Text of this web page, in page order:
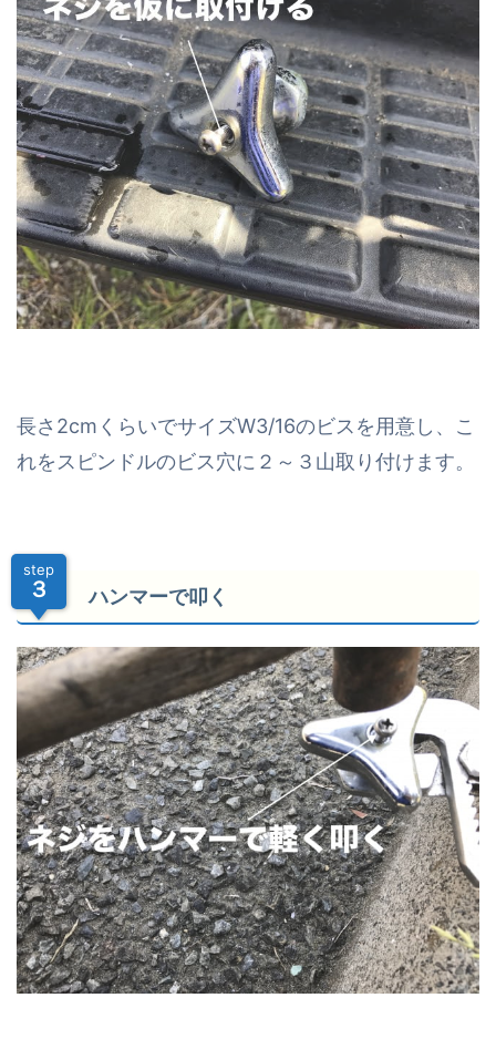
長さ2cmくらいでサイズW3/16のビスを用意し、こ
れをスピンドルのビス穴に２～３山取り付けます。
step
３ ハンマーで叩く